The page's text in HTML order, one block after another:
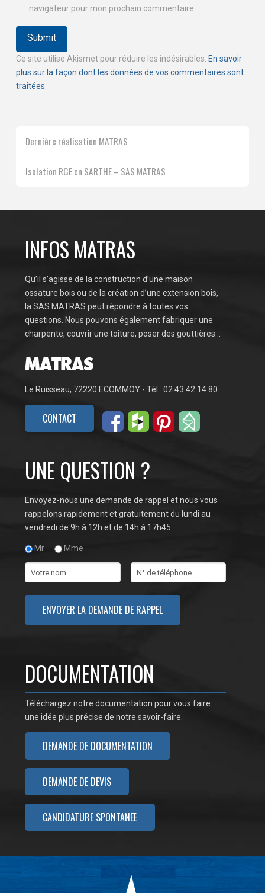
navigateur pour mon prochain commentaire.
Ce site utilise Akismet pour réduire les indésirables. En savoir
plus sur la façon dont les données de vos commentaires sont
traitées
Dernière réalisation MATRAS
Isolation RGE en SARTHE – SAS MATRAS
INFOS MATRAS
Qu’il s’agisse de la construction d’une maison
ossature bois ou de la création d’une extension bois,
la SAS MATRAS peut répondre à toutes vos
questions. Nous pouvons également fabriquer une
charpente, couvrir une toiture, poser des gouttières…
Le Ruisseau, 72220 ECOMMOY - Tél : 02 43 42 14 80
CONTACT
UNE QUESTION ?
Envoyez-nous une demande de rappel et nous vous
rappelons rapidement et gratuitement du lundi au
vendredi de 9h à 12h et de 14h à 17h45.
Mr Mme
DOCUMENTATION
Téléchargez notre documentation pour vous faire
une idée plus précise de notre savoir-faire.
DEMANDE DE DOCUMENTATION
DEMANDE DE DEVIS
CANDIDATURE SPONTANÉE